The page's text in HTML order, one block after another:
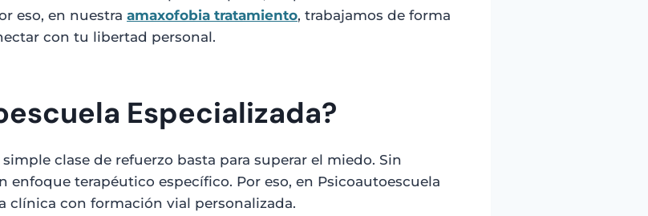
eso, en nuestra amaxofobia tratamiento, trabajamos de forma
con tu libertad personal.
Especializada?
clase de refuerzo basta para superar el miedo. Sin
enfoque terapéutico específico. Por eso, en Psicoautoescuela
clínica con formación vial personalizada.